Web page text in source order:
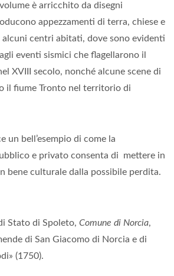
è arricchito da disegni
appezzamenti di terra, chiese e
alcuni centri abitati, dove sono evidenti
eventi sismici che flagellarono il
XVIII secolo, nonché alcune scene di
il fiume Tronto nel territorio di
un bell’esempio di come la
e privato consenta di mettere in
bene culturale dalla possibile perdita.
Stato di Spoleto, Comune di Norcia,
di San Giacomo di Norcia e di
(1750).